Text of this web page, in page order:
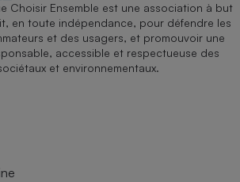
Choisir Ensemble est une association à but
en toute indépendance, pour défendre les
et des usagers, et promouvoir une
accessible et respectueuse des
et environnementaux.